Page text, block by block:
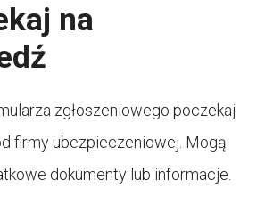
na
zgłoszeniowego poczekaj
firmy ubezpieczeniowej. Mogą
dokumenty lub informacje.